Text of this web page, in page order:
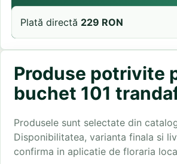
Plată directă 229 RON
Produse potrivite
buchet 101
Produsele sunt selectate din
Disponibilitatea, varianta finala si
confirma in aplicatie de floraria